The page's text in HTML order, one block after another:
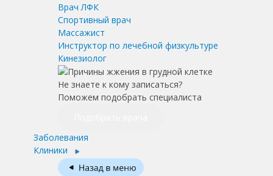
Врач ЛФК
Спортивный врач
Массажист
Инструктор по лечебной физкультуре
Кинезиолог
Не знаете к кому записаться?
Поможем подобрать специалиста
Заболевания
Клиники